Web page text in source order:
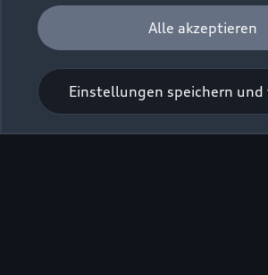
Alle akzeptieren
Einstellungen speichern
Service
Montag - Freitag 07:30 -